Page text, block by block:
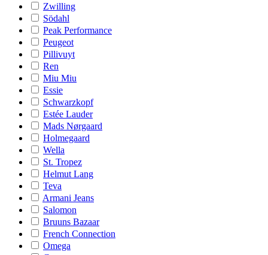
Zwilling
Södahl
Peak Performance
Peugeot
Pillivuyt
Ren
Miu Miu
Essie
Schwarzkopf
Estée Lauder
Mads Nørgaard
Holmegaard
Wella
St. Tropez
Helmut Lang
Teva
Armani Jeans
Salomon
Bruuns Bazaar
French Connection
Omega